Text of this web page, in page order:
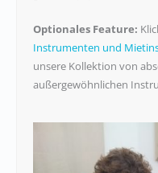
Optionales Feature:
Instrumenten und
unsere Kollektion von
außergewöhnlichen